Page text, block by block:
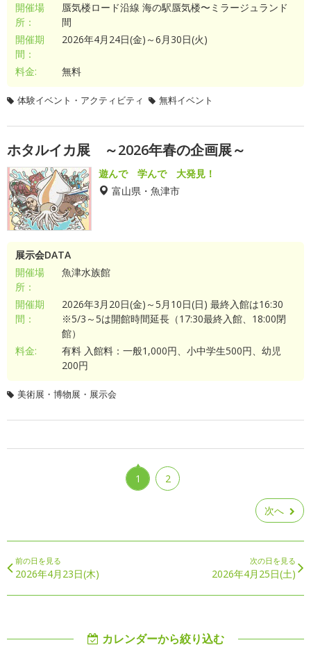
開催場
所：
蜃気楼ロード沿線 海の駅蜃気楼〜ミラージュランド
間
開催期
間：
2026年4月24日(金)～6月30日(火)
料金: 無料
体験イベント・アクティビティ 無料イベント
ホタルイカ展 ～2026年春の企画展～
遊んで 学んで 大発見！
富山県・魚津市
展示会DATA
開催場
所：
魚津水族館
開催期
間：
2026年3月20日(金)～5月10日(日) 最終入館は16:30
※5/3～5は開館時間延長（17:30最終入館、18:00閉
館）
料金:
有料 入館料：一般1,000円、小中学生500円、幼児
200円
美術展・博物展・展示会
1 2
次へ
前の日を見る
2026年4月23日(木)
次の日を見る
2026年4月25日(土)
カレンダーから絞り込む